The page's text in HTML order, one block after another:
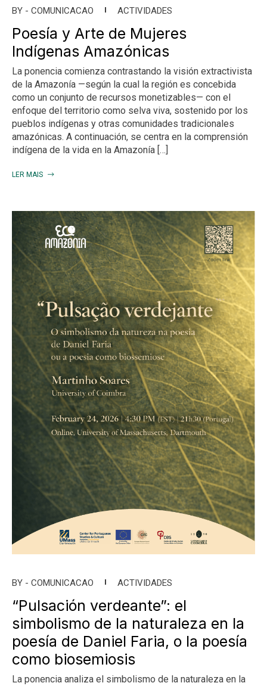
BY - COMUNICACAO ACTIVIDADES
Poesía y Arte de Mujeres
Indígenas Amazónicas
La ponencia comienza contrastando la visión extractivista
de la Amazonía —según la cual la región es concebida
como un conjunto de recursos monetizables— con el
enfoque del territorio como selva viva, sostenido por los
pueblos indígenas y otras comunidades tradicionales
amazónicas. A continuación, se centra en la comprensión
indígena de la vida en la Amazonía […]
LER MAIS
BY - COMUNICACAO ACTIVIDADES
“Pulsación verdeante”: el
simbolismo de la naturaleza en la
poesía de Daniel Faria, o la poesía
como biosemiosis
La ponencia analiza el simbolismo de la naturaleza en la